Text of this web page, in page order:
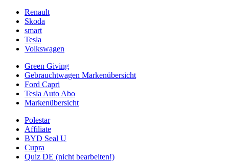
Renault
Skoda
smart
Tesla
Volkswagen
Green Giving
Gebrauchtwagen Markenübersicht
Ford Capri
Tesla Auto Abo
Markenübersicht
Polestar
Affiliate
BYD Seal U
Cupra
Quiz DE (nicht bearbeiten!)